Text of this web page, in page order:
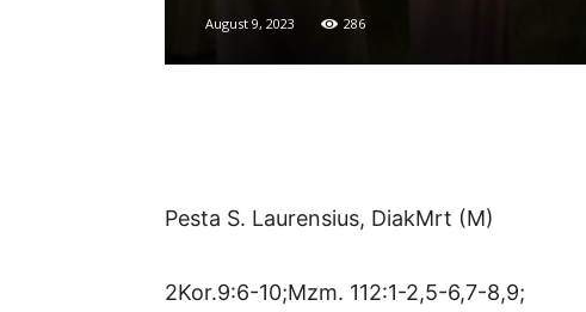
August 9, 2023 286
Pesta S. Laurensius, DiakMrt (M)
2Kor.9:6-10;Mzm. 112:1-2,5-6,7-8,9;